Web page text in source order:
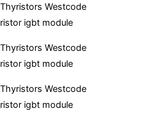
Westcode
igbt module
Westcode
igbt module
Westcode
igbt module